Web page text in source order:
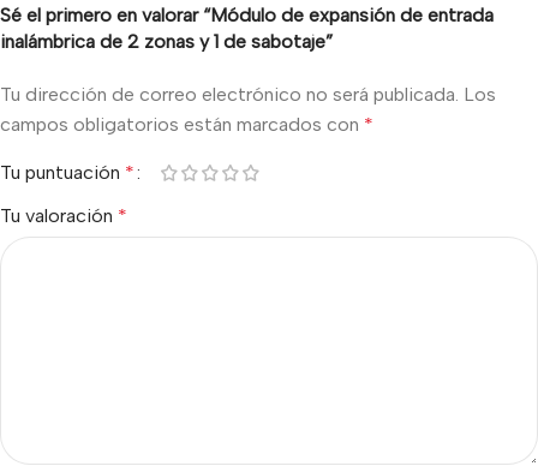
Sé el primero en valorar “Módulo de expansión de entrada
inalámbrica de 2 zonas y 1 de sabotaje”
Tu dirección de correo electrónico no será publicada. Los
campos obligatorios están marcados con *
Tu puntuación *
Tu valoración *